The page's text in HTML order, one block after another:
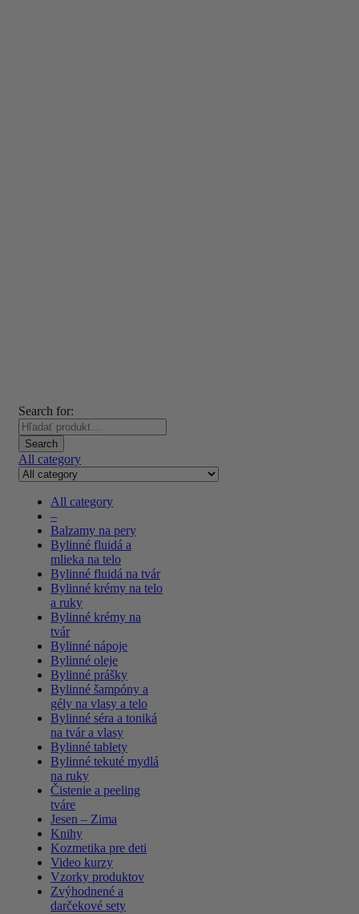
Search for:
Search
All category
All category
–
Balzamy na pery
Bylinné fluidá a
mlieka na telo
Bylinné fluidá na tvár
Bylinné krémy na telo
a ruky
Bylinné krémy na
tvár
Bylinné nápoje
Bylinné oleje
Bylinné prášky
Bylinné šampóny a
gély na vlasy a telo
Bylinné séra a toniká
na tvár a vlasy
Bylinné tablety
Bylinné tekuté mydlá
na ruky
Čistenie a peeling
tváre
Jesen – Zima
Knihy
Kozmetika pre deti
Video kurzy
Vzorky produktov
Zvýhodnené a
darčekové sety